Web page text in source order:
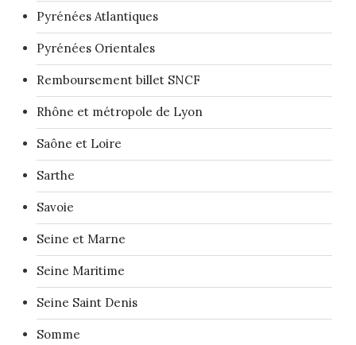
Pyrénées Atlantiques
Pyrénées Orientales
Remboursement billet SNCF
Rhône et métropole de Lyon
Saône et Loire
Sarthe
Savoie
Seine et Marne
Seine Maritime
Seine Saint Denis
Somme